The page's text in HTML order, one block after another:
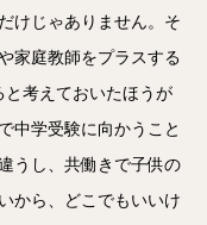
けじゃありません。そ
家庭教師をプラスする
と考えておいたほうが
中学受験に向かうこと
うし、共働きで子供の
から、どこでもいいけ